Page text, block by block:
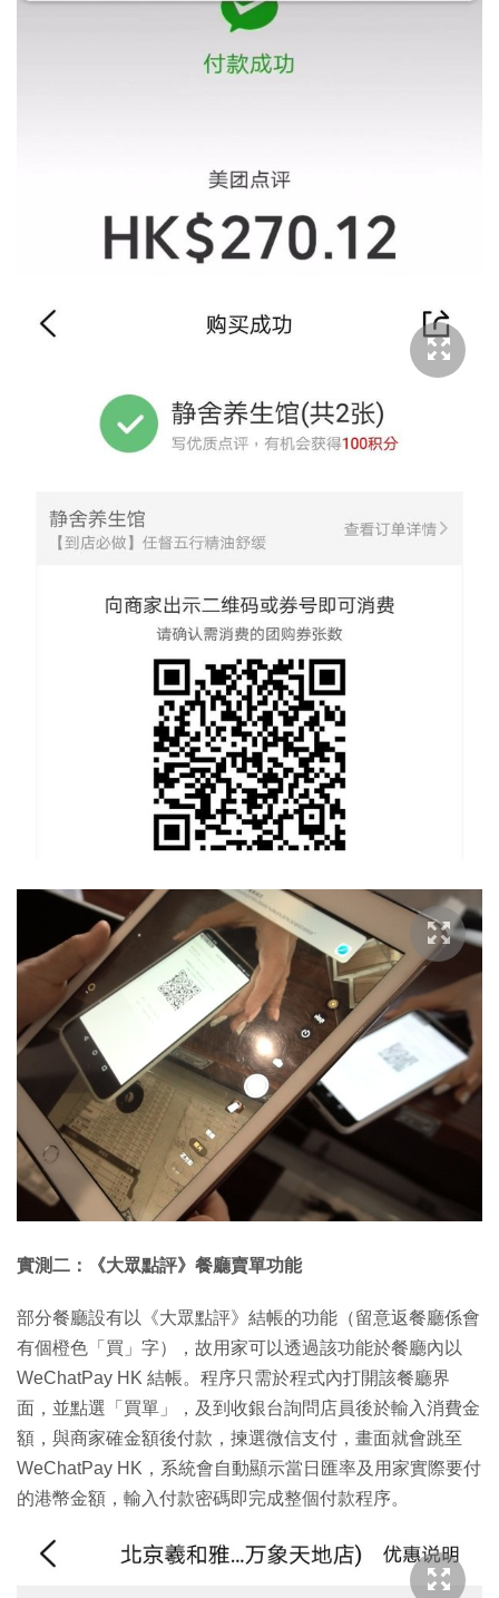
實測二：《大眾點評》餐廳賣單功能
部分餐廳設有以《大眾點評》結帳的功能（留意返餐廳係會
有個橙色「買」字），故用家可以透過該功能於餐廳內以
WeChatPay HK 結帳。程序只需於程式內打開該餐廳界
面，並點選「買單」，及到收銀台詢問店員後於輸入消費金
額，與商家確金額後付款，揀選微信支付，畫面就會跳至
WeChatPay HK，系統會自動顯示當日匯率及用家實際要付
的港幣金額，輸入付款密碼即完成整個付款程序。